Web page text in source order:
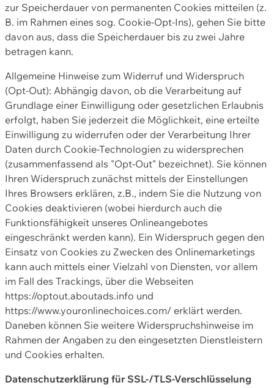
zur Speicherdauer von permanenten Cookies mitteilen (z.
B. im Rahmen eines sog. Cookie-Opt-Ins), gehen Sie bitte
davon aus, dass die Speicherdauer bis zu zwei Jahre
betragen kann.
Allgemeine Hinweise zum Widerruf und Widerspruch
(Opt-Out): Abhängig davon, ob die Verarbeitung auf
Grundlage einer Einwilligung oder gesetzlichen Erlaubnis
erfolgt, haben Sie jederzeit die Möglichkeit, eine erteilte
Einwilligung zu widerrufen oder der Verarbeitung Ihrer
Daten durch Cookie-Technologien zu widersprechen
(zusammenfassend als "Opt-Out" bezeichnet). Sie können
Ihren Widerspruch zunächst mittels der Einstellungen
Ihres Browsers erklären, z.B., indem Sie die Nutzung von
Cookies deaktivieren (wobei hierdurch auch die
Funktionsfähigkeit unseres Onlineangebotes
eingeschränkt werden kann). Ein Widerspruch gegen den
Einsatz von Cookies zu Zwecken des Onlinemarketings
kann auch mittels einer Vielzahl von Diensten, vor allem
im Fall des Trackings, über die Webseiten
https://optout.aboutads.info und
https://www.youronlinechoices.com/ erklärt werden.
Daneben können Sie weitere Widerspruchshinweise im
Rahmen der Angaben zu den eingesetzten Dienstleistern
und Cookies erhalten.
Datenschutzerklärung für SSL-/TLS-Verschlüsselung